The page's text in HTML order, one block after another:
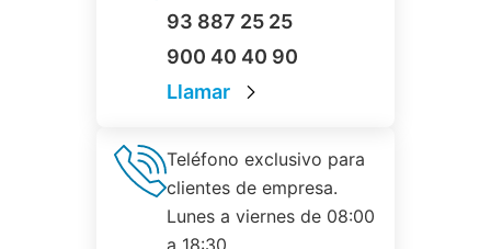
93 887 25 25
900 40 40 90
Llamar
Teléfono exclusivo para
clientes de empresa.
Lunes a viernes de 08:00
a 18:30